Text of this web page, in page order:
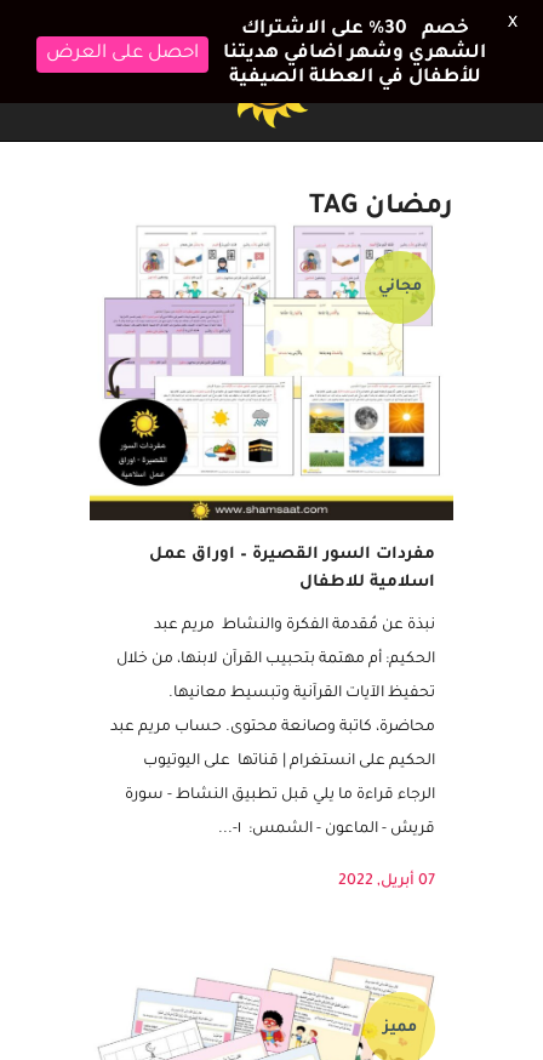
رمضان TAG
مفردات السور القصيرة – اوراق عمل
اسلامية للاطفال
مجاني
نبذة عن مُقدمة الفكرة والنشاط مريم عبد
الحكيم: أم مهتمة بتحبيب القرآن لابنها، من خلال
تحفيظ الآيات القرآنية وتبسيط معانيها.
محاضرة، كاتبة وصانعة محتوى. حساب مريم عبد
الحكيم على انستغرام | قناتها على اليوتيوب
خصم 30٪ على الاشتراك
الشهري وشهر اضافي هديتنا
للأطفال في العطلة الصيفية
احصل على العرض
X